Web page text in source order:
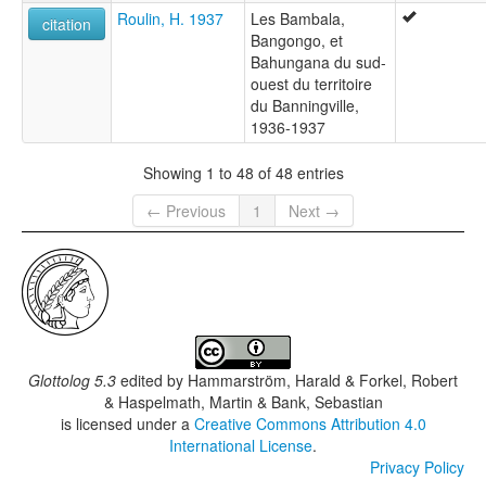
citation
Roulin, H. 1937
Les Bambala,
Bangongo, et
Bahungana du sud-
ouest du territoire
du Banningville,
1936-1937
Showing 1 to 48 of 48 entries
← Previous
1 Next →
Glottolog 5.3 edited by Hammarström, Harald & Forkel, Robert
& Haspelmath, Martin & Bank, Sebastian
is licensed under a Creative Commons Attribution 4.0
International License.
Privacy Policy